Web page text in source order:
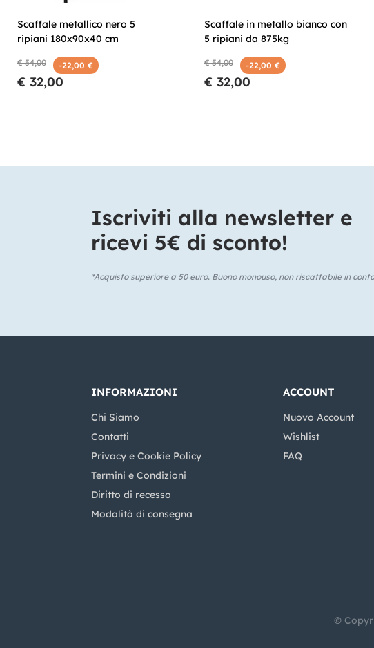
Scaffale metallico nero 5
ripiani 180x90x40 cm
€ 54,00 -22,00 €
€ 32,00
Scaffale in metallo bianco con
5 ripiani da 875kg
€ 54,00 -22,00 €
€ 32,00
Iscriviti alla newsletter e
ricevi 5€ di sconto!​
*Acquisto superiore a 50 euro. Buono monouso, non riscattabile in
INFORMAZIONI
Chi Siamo
Contatti
Privacy e Cookie Policy
Termini e Condizioni
Diritto di recesso
Modalità di consegna
ACCOUNT
Nuovo Account
Wishlist
FAQ
©